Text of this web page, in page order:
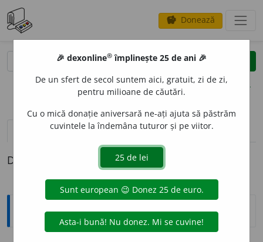
savings Donează
clear
opțiuni
definiții (1) pronunțievolume_up (16)
Definiția cu ID-ul 1054532:
Explicative DEX
🎉 dexonline® împlinește 25 de ani 🎉
De un sfert de secol suntem aici, gratuit, zi de zi,
pentru milioane de căutări.
Cu o mică donație aniversară ne-ați ajuta să păstrăm
cuvintele la îndemâna tuturor și pe viitor.